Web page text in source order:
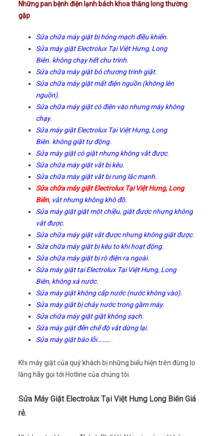
Những pan bệnh điện lạnh bách khoa thăng long thường
gặp
Sửa chữa máy giặt bị hỏng mạch điều khiển.
Sửa máy giặt Electrolux Tại Việt Hưng, Long
Biên. không chạy hết chu trình.
Sửa chữa máy giặt bỏ chương trình giặt.
Sửa chữa máy giặt mất điện nguồn (không lên
nguồn).
Sửa chữa máy giặt có điện vào nhưng máy không
chạy.
Sửa máy giặt Electrolux Tại Việt Hưng, Long
Biên. không giặt tự động.
Sửa máy giặt có giặt nhưng không vắt được.
Sửa chữa máy giặt vắt bị kêu.
Sửa chữa máy giặt vắt bị rung lắc mạnh.
Sửa chữa máy giặt Electrolux Tại Việt Hưng, Long
Biên, vắt nhưng không khô đồ.
Sửa máy giặt giặt một chiều, giặt được nhưng không
vắt được.
Sửa chữa máy giặt vắt được nhưng không giặt được.
Sửa chữa máy giặt bị kêu to khi hoạt động.
Sửa chữa máy giặt bị rò điện ra ngoài.
Sửa máy giặt tại Electrolux Tại Việt Hưng, Long
Biên, không xả nước.
Sửa máy giặt không cấp nước (nước không vào).
Sửa máy giặt bị chảy nước trong gầm máy.
Sửa chữa máy giặt giặt không sạch.
Sửa máy giặt đến chế độ vắt dừng lại.
Sửa máy giặt báo lỗi………
Khi máy giặt của quý khách bị những biểu hiện trên đừng lo
lắng hãy gọi tới Hotline của chúng tôi.
Sửa Máy Giặt Electrolux Tại Việt Hưng Long Biên Giá
rẻ.